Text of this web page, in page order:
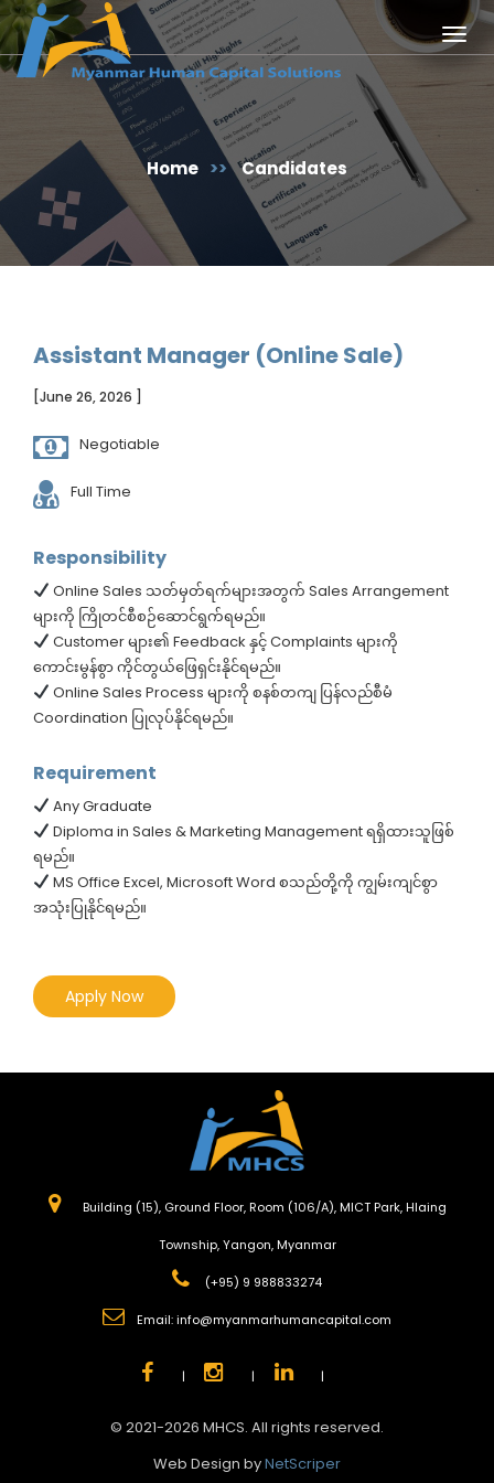
Home >> Candidates
Assistant Manager (Online Sale)
[June 26, 2026 ]
Negotiable
Full Time
Responsibility
Online Sales သတ်မှတ်ရက်များအတွက် Sales Arrangement
များကို ကြိုတင်စီစဉ်ဆောင်ရွက်ရမည်။
Customer များ၏ Feedback နှင့် Complaints များကို
ကောင်းမွန်စွာ ကိုင်တွယ်ဖြေရှင်းနိုင်ရမည်။
Online Sales Process များကို စနစ်တကျ ပြန်လည်စီမံ
Coordination ပြုလုပ်နိုင်ရမည်။
Requirement
Any Graduate
Diploma in Sales & Marketing Management ရရှိထားသူဖြစ်
ရမည်။
MS Office Excel, Microsoft Word စသည်တို့ကို ကျွမ်းကျင်စွာ
အသုံးပြုနိုင်ရမည်။
Apply Now
Building (15), Ground Floor, Room (106/A), MICT Park, Hlaing
Township, Yangon, Myanmar
(+95) 9 988833274
Email:info@myanmarhumancapital.com
| | |
© 2021-2026 MHCS. All rights reserved.
Web Design byNetScriper